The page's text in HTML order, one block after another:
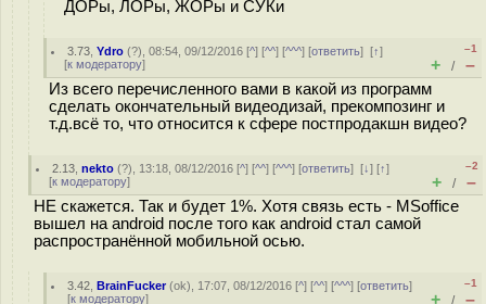
ДOPы, ЛOPы, ЖOPы и CУКи
3.73 ,Ydro (?), 08:54, 09/12/2016 [^] [^^] [^^^] [ответить][↑]
[к модератору]
–1
+ / –
Из всего перечисленного вами в какой из программ
сделать окончательный видеодизай, прекомпозинг и
т.д.всё то, что относится к сфере постпродакшн видео?
2.13 ,nekto (?), 13:18, 08/12/2016 [^] [^^] [^^^] [ответить][↓] [↑]
[к модератору]
–2
+ / –
НЕ скажется. Так и будет 1%. Хотя связь есть - MSoffice
вышел на android после того как android стал самой
распространённой мобильной осью.
3.42 ,BrainFucker(ok), 17:07, 08/12/2016 [^] [^^] [^^^] [ответить]
[к модератору]
–1
+ / –